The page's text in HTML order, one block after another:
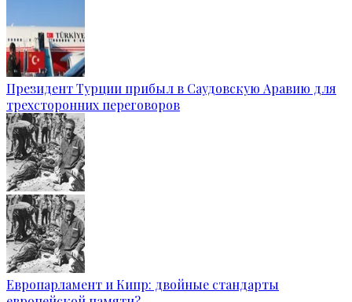
Президент Турции прибыл в Саудовскую Аравию для
трехсторонних переговоров
Европарламент и Кипр: двойные стандарты